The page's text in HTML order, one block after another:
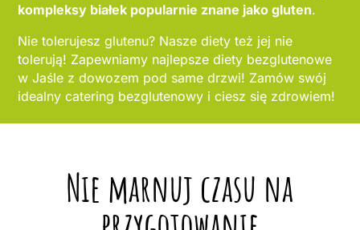
kompleksy białek popularnie znane jako gluten.
Nie tolerujesz glutenu? Nasze diety też jej nie
tolerują! Zapewniamy najlepsze diety bezglutenowe
w Jaśle z dowozem pod same drzwi! Zamów swój
idealny catering bezglutenowy i ciesz się zdrowiem!
Nie marnuj czasu na